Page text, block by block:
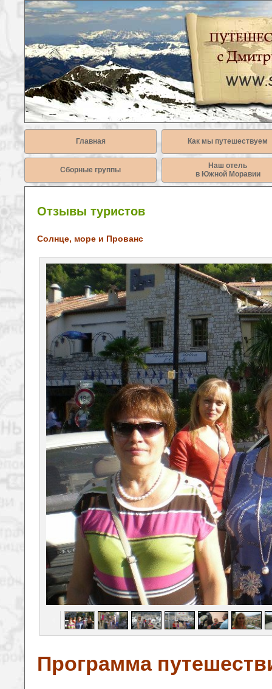
Главная Как мы путешествуем
Сборные группы
Наш отель
в Южной Моравии
Отзывы туристов
Солнце, море и Прованс
Программа